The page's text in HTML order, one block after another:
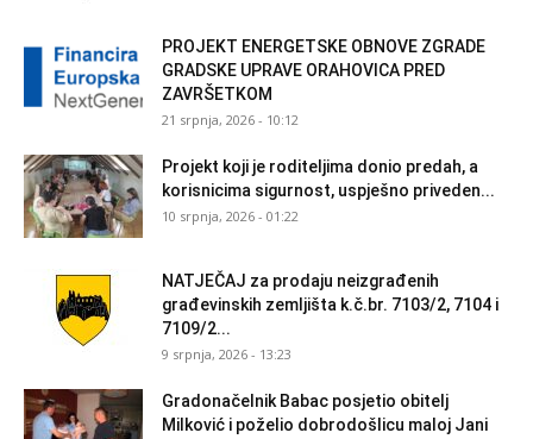
PROJEKT ENERGETSKE OBNOVE ZGRADE
GRADSKE UPRAVE ORAHOVICA PRED
ZAVRŠETKOM
21 srpnja, 2026 - 10:12
Projekt koji je roditeljima donio predah, a
korisnicima sigurnost, uspješno priveden...
10 srpnja, 2026 - 01:22
NATJEČAJ za prodaju neizgrađenih
građevinskih zemljišta k.č.br. 7103/2, 7104 i
7109/2...
9 srpnja, 2026 - 13:23
Gradonačelnik Babac posjetio obitelj
Milković i poželio dobrodošlicu maloj Jani